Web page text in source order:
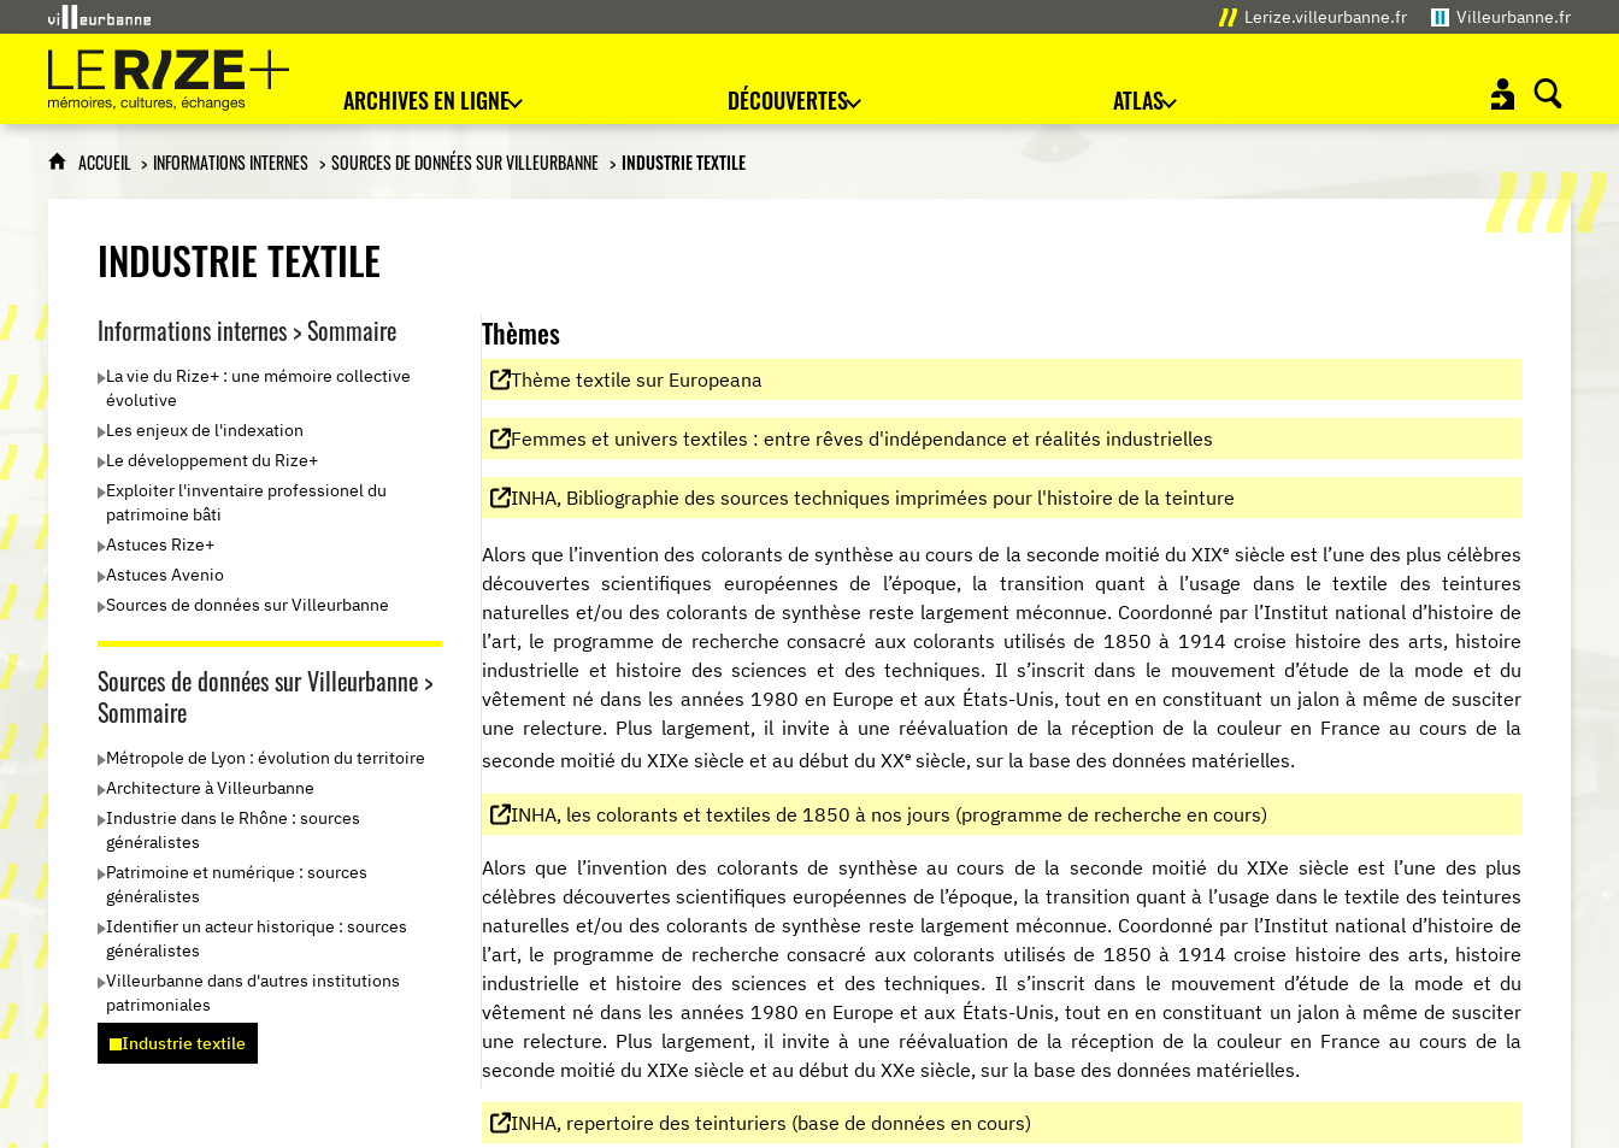
Lerize.villeurbanne.fr Villeurbanne.fr
Le Rize+
mémoires, cultures, échanges
ARCHIVES EN LIGNE DÉCOUVERTES ATLAS
ACCUEIL INFORMATIONS INTERNES SOURCES DE DONNÉES SUR VILLEURBANNE INDUSTRIE TEXTILE
INDUSTRIE TEXTILE
Thèmes
Thème textile sur Europeana
Femmes et univers textiles : entre rêves d'indépendance et réalités industrielles
INHA, Bibliographie des sources techniques imprimées pour l'histoire de la teinture
Alors que l’invention des colorants de synthèse au cours de la seconde moitié du XIXe siècle est l’une des plus célèbres
découvertes scientifiques européennes de l’époque, la transition quant à l’usage dans le textile des teintures
naturelles et/ou des colorants de synthèse reste largement méconnue. Coordonné par l’Institut national d’histoire de
l’art, le programme de recherche consacré aux colorants utilisés de 1850 à 1914 croise histoire des arts, histoire
industrielle et histoire des sciences et des techniques. Il s’inscrit dans le mouvement d’étude de la mode et du
vêtement né dans les années 1980 en Europe et aux États-Unis, tout en en constituant un jalon à même de susciter
une relecture. Plus largement, il invite à une réévaluation de la réception de la couleur en France au cours de la
seconde moitié du XIXe siècle et au début du XXesiècle, sur la base des données matérielles.
INHA, les colorants et textiles de 1850 à nos jours (programme de recherche en cours)
Alors que l’invention des colorants de synthèse au cours de la seconde moitié du XIXe siècle est l’une des plus
célèbres découvertes scientifiques européennes de l’époque, la transition quant à l’usage dans le textile des teintures
naturelles et/ou des colorants de synthèse reste largement méconnue. Coordonné par l’Institut national d’histoire de
l’art, le programme de recherche consacré aux colorants utilisés de 1850 à 1914 croise histoire des arts, histoire
industrielle et histoire des sciences et des techniques. Il s’inscrit dans le mouvement d’étude de la mode et du
vêtement né dans les années 1980 en Europe et aux États-Unis, tout en en constituant un jalon à même de susciter
une relecture. Plus largement, il invite à une réévaluation de la réception de la couleur en France au cours de la
seconde moitié du XIXe siècle et au début du XXe siècle, sur la base des données matérielles.
INHA, repertoire des teinturiers (base de données en cours)
Informations internes > Sommaire
La vie du Rize+ : une mémoire collective
évolutive
Les enjeux de l'indexation
Le développement du Rize+
Exploiter l'inventaire professionel du
patrimoine bâti
Astuces Rize+
Astuces Avenio
Sources de données sur Villeurbanne
Sources de données sur Villeurbanne >
Sommaire
Métropole de Lyon : évolution du territoire
Architecture à Villeurbanne
Industrie dans le Rhône : sources
généralistes
Patrimoine et numérique : sources
généralistes
Identifier un acteur historique : sources
généralistes
Villeurbanne dans d'autres institutions
patrimoniales
Industrie textile